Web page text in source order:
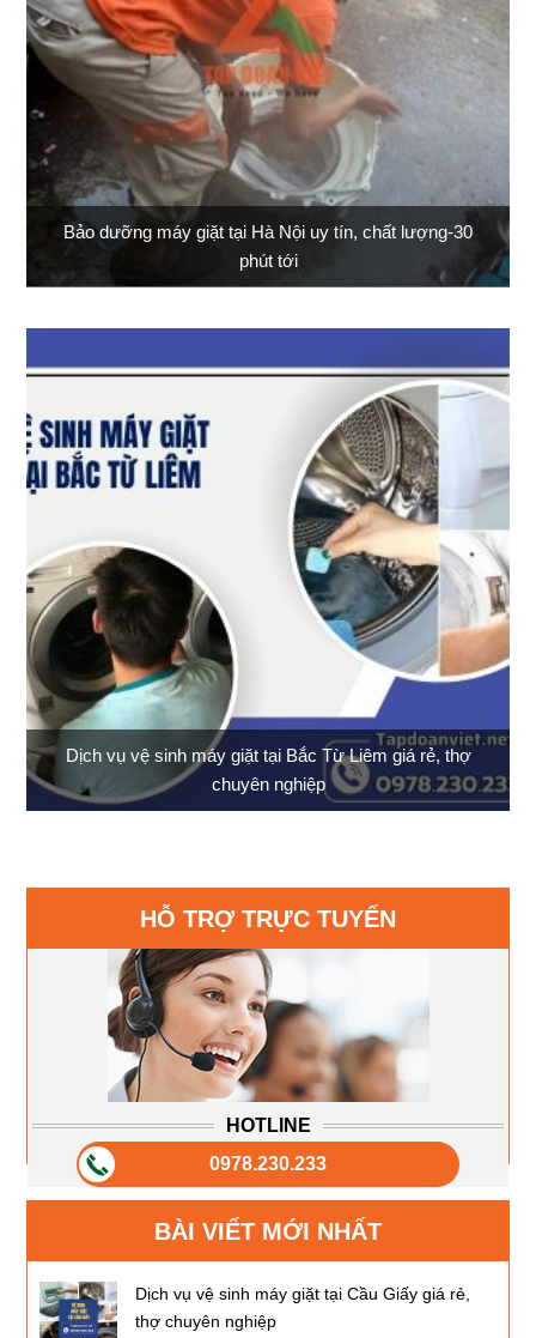
Bảo dưỡng máy giặt tại Hà Nội uy tín, chất lượng-30
phút tới
Dịch vụ vệ sinh máy giặt tại Bắc Từ Liêm giá rẻ, thợ
chuyên nghiệp
HỖ TRỢ TRỰC TUYẾN
HOTLINE
0978.230.233
BÀI VIẾT MỚI NHẤT
Dịch vụ vệ sinh máy giặt tại Cầu Giấy giá rẻ,
thợ chuyên nghiệp